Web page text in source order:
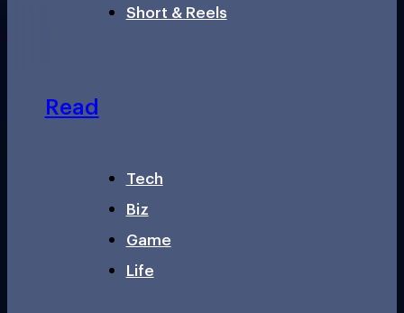
Short & Reels
Read
Tech
Biz
Game
Life